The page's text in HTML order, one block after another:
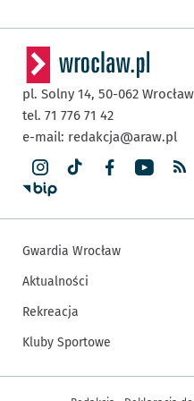
pl. Solny 14, 50-062 Wrocław
tel. 71 776 71 42
e-mail: redakcja@araw.pl
Gwardia Wrocław
Aktualności
Rekreacja
Kluby Sportowe
Inne informacje